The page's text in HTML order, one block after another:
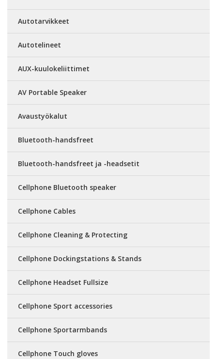
Autotarvikkeet
Autotelineet
AUX-kuulokeliittimet
AV Portable Speaker
Avaustyökalut
Bluetooth-handsfreet
Bluetooth-handsfreet ja -headsetit
Cellphone Bluetooth speaker
Cellphone Cables
Cellphone Cleaning & Protecting
Cellphone Dockingstations & Stands
Cellphone Headset Fullsize
Cellphone Sport accessories
Cellphone Sportarmbands
Cellphone Touch gloves